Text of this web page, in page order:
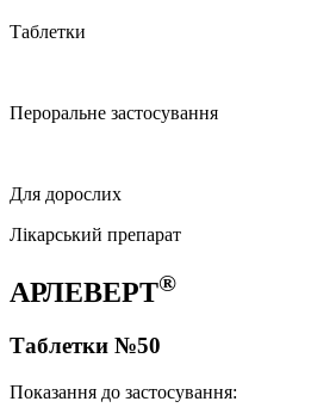
Таблетки
Пероральне застосування
Для дорослих
Лікарський препарат
АРЛЕВЕРТ®
Таблетки №50
Показання до застосування: